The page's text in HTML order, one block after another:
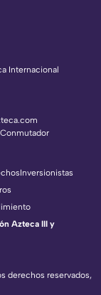
Internacional
derechos reservados,
Inversionistas
Azteca III y